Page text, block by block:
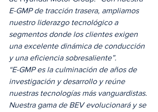
E-GMP de tracción trasera, ampliamos
nuestro liderazgo tecnológico a
segmentos donde los clientes exigen
una excelente dinámica de conducción
y una eficiencia sobresaliente”.
“E-GMP es la culminación de años de
investigación y desarrollo y reúne
nuestras tecnologías más vanguardistas.
Nuestra gama de BEV evolucionará y se